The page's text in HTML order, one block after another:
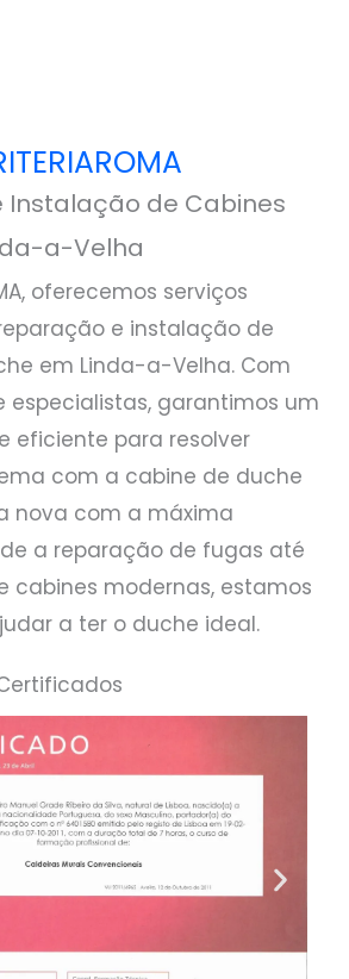
Instalação de Cabines
a-Velha
oferecemos serviços
e instalação de
em Linda-a-Velha. Com
especialistas, garantimos um
eficiente para resolver
com a cabine de duche
nova com a máxima
a reparação de fugas até
cabines modernas, estamos
a ter o duche ideal.